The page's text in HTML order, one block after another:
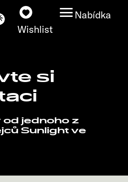
Wishlist
Nabídka
prodejců
si
jednoho z
Sunlight ve